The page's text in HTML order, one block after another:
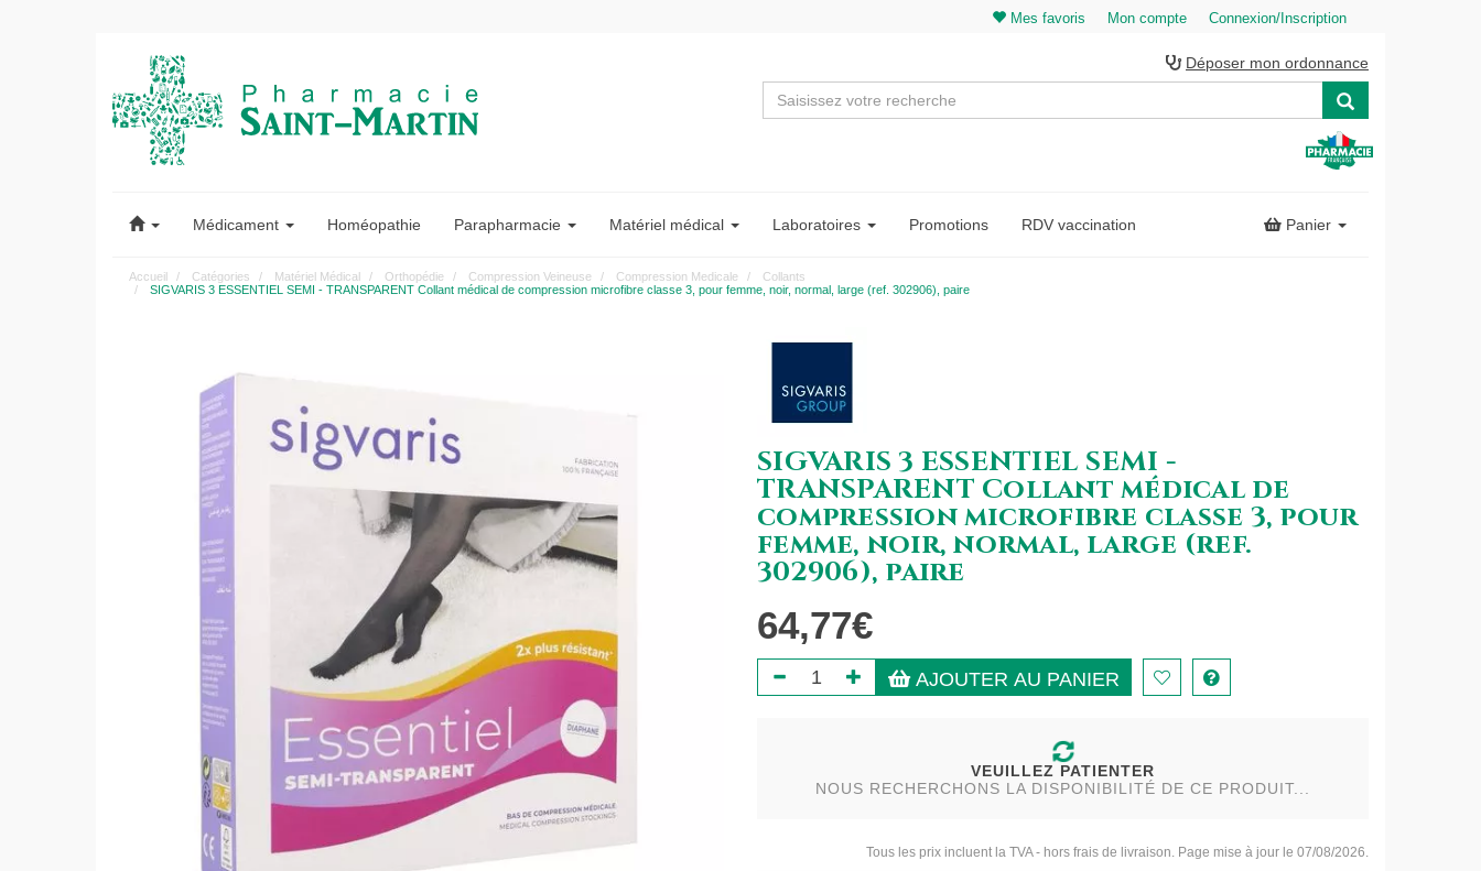
Mes favoris Mon compte Connexion/Inscription
Saint-
Martin
Martin
Amiens
Déposer mon ordonnance
Médicament Homéopathie Parapharmacie Matériel médical Laboratoires Promotions RDV vaccination Panier
Accueil Catégories Matériel Médical Orthopédie Compression Veineuse Compression Medicale
Collants
SIGVARIS 3 ESSENTIEL SEMI - TRANSPARENT Collant médical de compression microfibre classe 3, pour femme, noir, normal, large (ref. 302906), paire
SIGVARIS 3 ESSENTIEL SEMI -
TRANSPARENT Collant médical de
compression microfibre classe 3, pour
femme, noir, normal, large (ref.
302906), paire
64,77€
AJOUTER AU PANIER
VEUILLEZ PATIENTER
NOUS RECHERCHONS LA DISPONIBILITÉ DE CE PRODUIT...
Tous les prix incluent la TVA - hors frais de livraison. Page mise à jour le 07/08/2026.